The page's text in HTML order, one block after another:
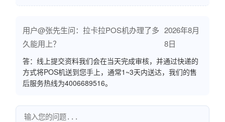
用户@张先生问：拉卡拉POS机办理了多
久能用上？
2026年8月
8日
答：线上提交资料我们会在当天完成审核，并通过快递的
方式将POS机送到您手上，通常1~3天内送达，我们的售
后服务热线为4006689516。